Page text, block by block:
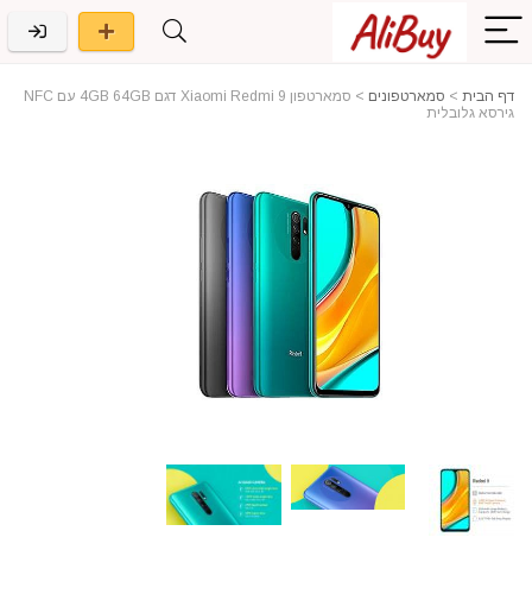
דף הבית > סמארטפונים >
סמארטפון Xiaomi Redmi 9 דגם 4GB 64GB עם NFC
גירסא גלובלית